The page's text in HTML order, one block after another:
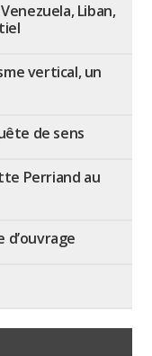
Liban,
vertical, un
de sens
Perriand au
d’ouvrage